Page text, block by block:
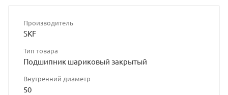
Производитель
SKF
Тип товара
Подшипник шариковый закрытый
Внутренний диаметр
50